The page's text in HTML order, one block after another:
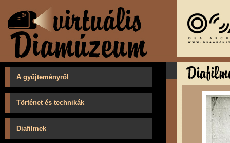
A gyűjteményről
Történet és technikák
Diafilmek